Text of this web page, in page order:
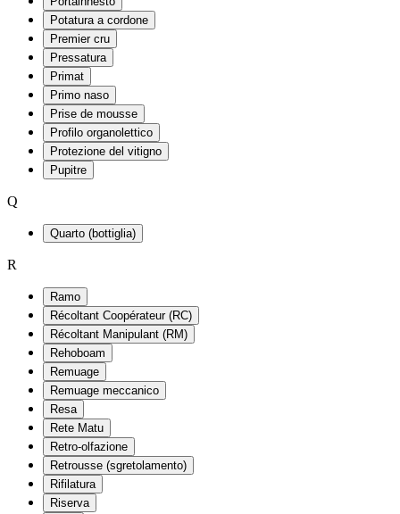
Potatura a cordone
Premier cru
Pressatura
Primat
Primo naso
Prise de mousse
Profilo organolettico
Protezione del vitigno
Pupitre
Q
Quarto (bottiglia)
R
Ramo
Récoltant Coopérateur (RC)
Récoltant Manipulant (RM)
Rehoboam
Remuage
Remuage meccanico
Resa
Rete Matu
Retro-olfazione
Retrousse (sgretolamento)
Rifilatura
Riserva